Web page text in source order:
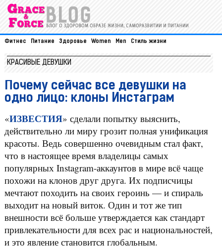
Фитнес Питание Здоровье Women Men Стиль жизни
КРАСИВЫЕ ДЕВУШКИ
Почему сейчас все девушки на
одно лицо: клоны Инстаграм
«ИЗВЕСТИЯ» сделали попытку выяснить,
действительно ли миру грозит полная унификация
красоты. Ведь совершенно очевидным стал факт,
что в настоящее время владелицы самых
популярных Instagram-аккаунтов в мире всё чаще
похожи на клонов друг друга. Их подписчицы
мечтают походить на своих героинь — и спираль
выходит на новый виток. Один и тот же тип
внешности всё больше утверждается как стандарт
привлекательности для всех рас и национальностей,
и это явление становится глобальным.